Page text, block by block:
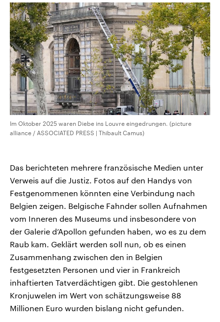
Bundesland von einer Koalition aus
CDU, SPD und FDP regiert.-
Umfragen, Prognosen,
Wahlprogramme, aktuelle Berichte
und Hintergründe zu den Parteien
und Kandidaten der anstehenden
Wahl.
mit großem Einfluss auf
aktuelle Weltgeschehen.
Sendungen Programm Podcasts
Audio-Archiv
Im Oktober 2025 waren Diebe ins Louvre eingedrungen. (picture
alliance / ASSOCIATED PRESS | Thibault Camus)
Das berichteten mehrere französische Medien unter
Verweis auf die Justiz. Fotos auf den Handys von
Festgenommenen könnten eine Verbindung nach
Belgien zeigen. Belgische Fahnder sollen Aufnahmen
vom Inneren des Museums und insbesondere von
der Galerie d’Apollon gefunden haben, wo es zu dem
Raub kam. Geklärt werden soll nun, ob es einen
Zusammenhang zwischen den in Belgien
festgesetzten Personen und vier in Frankreich
inhaftierten Tatverdächtigen gibt. Die gestohlenen
Kronjuwelen im Wert von schätzungsweise 88
Millionen Euro wurden bislang nicht gefunden.